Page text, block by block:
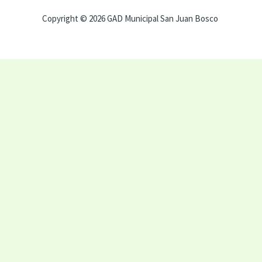
Copyright © 2026 GAD Municipal San Juan Bosco